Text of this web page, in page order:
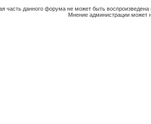
часть данного форума не может быть
Мнение администрации может